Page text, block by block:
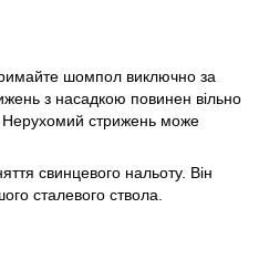
шомпол виключно за
з насадкою повинен вільно
Нерухомий стрижень може
свинцевого нальоту. Він
сталевого ствола.